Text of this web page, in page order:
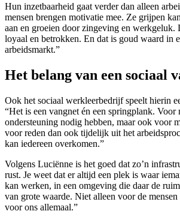
Hun inzetbaarheid gaat verder dan alleen
mensen brengen motivatie mee. Ze grijpen
aan en groeien door zingeving en werkgeluk.
loyaal en betrokken. En dat is goud waard in
arbeidsmarkt.”
Het belang van een sociaal
Ook het sociaal werkleerbedrijf speelt hierin
“Het is een vangnet én een springplank. Voor
ondersteuning nodig hebben, maar ook voor
voor reden dan ook tijdelijk uit het
kan iedereen overkomen.”
Volgens Luciënne is het goed dat zo’n
rust. Je weet dat er altijd een plek is waar
kan werken, in een omgeving die daar de
van grote waarde. Niet alleen voor de
voor ons allemaal.”